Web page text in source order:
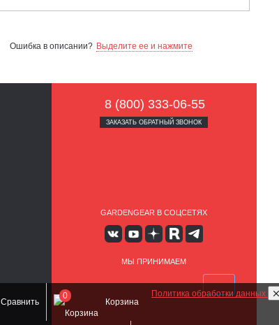
Ошибка в описании? Выделите ее и нажмите
8 (800) 333-06-55
ЗАКАЗАТЬ ОБРАТНЫЙ ЗВОНОК
GARDENGEAR В СОЦСЕТЯХ
МЫ ПРИНИМАЕМ
Политика обработки данных
Корзина
0
Сравнить